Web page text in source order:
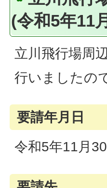
(令和5年11
立川飛行場周
行いましたの
要請年月日
令和5年11月